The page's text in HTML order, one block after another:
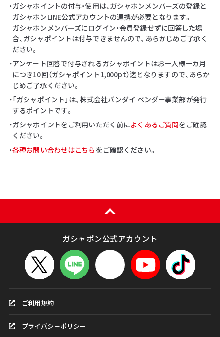
・ガシャポイントの付与・使用は、ガシャポンメンバーズの登録と
ガシャポンLINE公式アカウントの連携が必要となります。
ガシャポンメンバーズにログイン・会員登録せずに回答した場
合、ガシャポイントは付与できませんので、あらかじめご了承く
ださい。
・アンケート回答で付与されるガシャポイントはお一人様一カ月
につき10回（ガシャポイント1,000pt）迄となりますので、あらか
じめご了承ください。
・「ガシャポイント」は、株式会社バンダイ ベンダー事業部が発行
するポイントです。
・ガシャポイントをご利用いただく前によくあるご質問をご確認
ください。
・各種お問い合わせはこちら をご確認ください。
ガシャポン公式アカウント
ご利用規約
プライバシーポリシー